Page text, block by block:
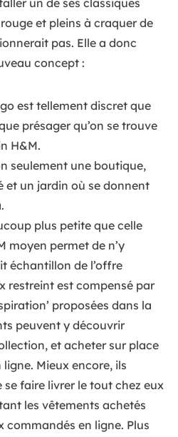
un de ses classiques
et pleins à craquer de
pas. Elle a donc
concept :
est tellement discret que
présager qu’on se trouve
H&M.
seulement une boutique,
et un jardin où se donnent
plus petite que celle
moyen permet de n’y
échantillon de l’offre
restreint est compensé par
proposées dans la
peuvent y découvrir
et acheter sur place
Mieux encore, ils
se faire livrer le tout chez eux
les vêtements achetés
commandés en ligne. Plus